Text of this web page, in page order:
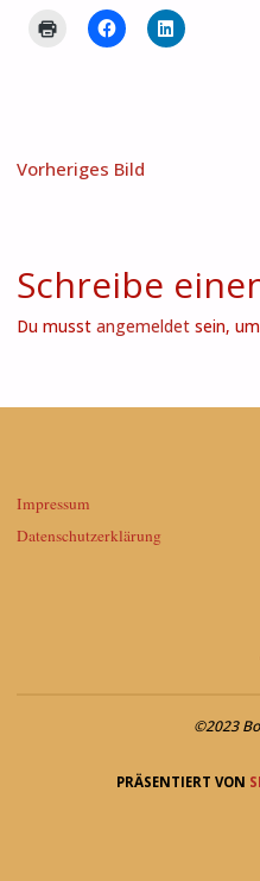
Vorheriges Bild
Schreibe
Du musst angemeldetsein,
Impressum
Datenschutzerklärung
©2023
PRÄSENTIERT VON